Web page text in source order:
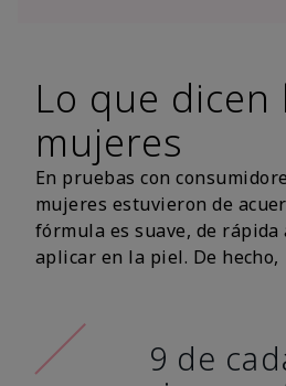
Lo que dicen
mujeres
En pruebas con
mujeres estuvieron de
fórmula es suave, de
aplicar en la piel. De hecho,
9 de